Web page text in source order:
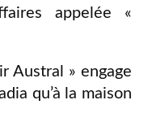
appelée «
Austral » engage
qu’à la maison